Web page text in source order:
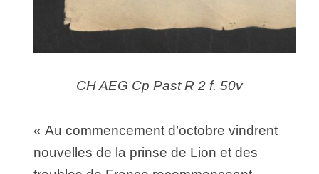
CH AEG Cp Past R 2 f. 50v
« Au commencement d’octobre vindrent
nouvelles de la prinse de Lion et des